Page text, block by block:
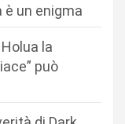
un enigma
la
può